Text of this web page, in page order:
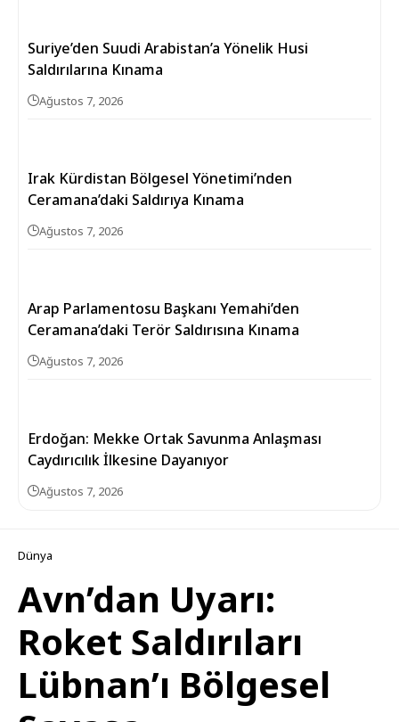
Suriye’den Suudi Arabistan’a Yönelik Husi
Saldırılarına Kınama
Ağustos 7, 2026
Irak Kürdistan Bölgesel Yönetimi’nden
Ceramana’daki Saldırıya Kınama
Ağustos 7, 2026
Arap Parlamentosu Başkanı Yemahi’den
Ceramana’daki Terör Saldırısına Kınama
Ağustos 7, 2026
Erdoğan: Mekke Ortak Savunma Anlaşması
Caydırıcılık İlkesine Dayanıyor
Ağustos 7, 2026
Dünya
Avn’dan Uyarı:
Roket Saldırıları
Lübnan’ı Bölgesel